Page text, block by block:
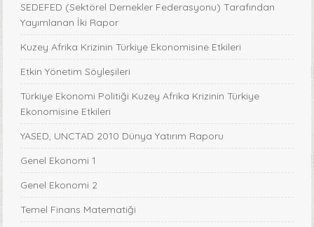
SEDEFED (Sektörel Dernekler Federasyonu) Tarafından
Yayımlanan İki Rapor
Kuzey Afrika Krizinin Türkiye Ekonomisine Etkileri
Etkin Yönetim Söyleşileri
Türkiye Ekonomi Politiği Kuzey Afrika Krizinin Türkiye
Ekonomisine Etkileri
YASED, UNCTAD 2010 Dünya Yatırım Raporu
Genel Ekonomi 1
Genel Ekonomi 2
Temel Finans Matematiği